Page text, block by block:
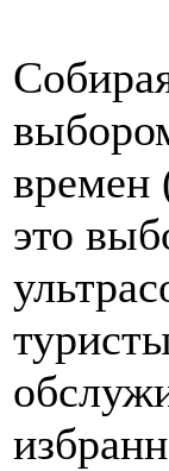
времен
это